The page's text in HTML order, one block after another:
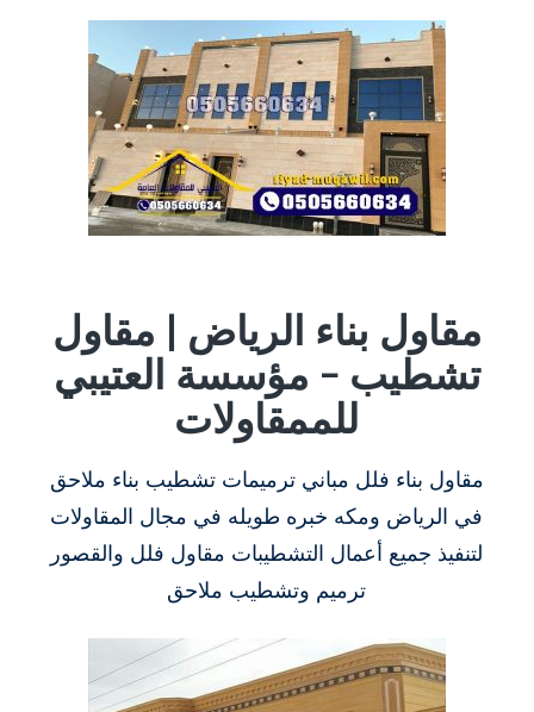
مقاول بناء الرياض | مقاول
تشطيب – مؤسسة العتيبي
للممقاولات
مقاول بناء فلل مباني ترميمات تشطيب بناء ملاحق
في الرياض ومكه خبره طويله في مجال المقاولات
لتنفيذ جميع أعمال التشطيبات مقاول فلل والقصور
ترميم وتشطيب ملاحق